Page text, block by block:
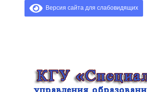
Версия сайта для слабовидящих